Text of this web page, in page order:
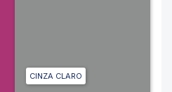
CINZA CLARO